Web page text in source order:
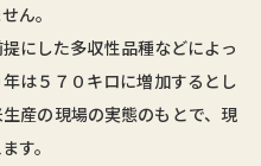
ん。
にした多収性品種などによっ
は５７０キロに増加するとし
産の現場の実態のもとで、現
す。